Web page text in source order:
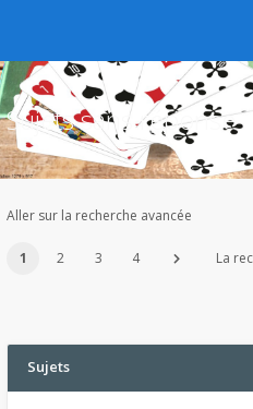
Sujets sans réponse
Aller sur la recherche avancée
1 2 3 4 La
Sujets